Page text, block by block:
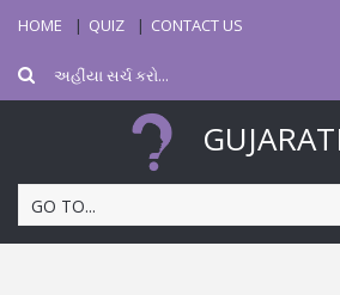
HOME QUIZ CONTACT US
GO TO...